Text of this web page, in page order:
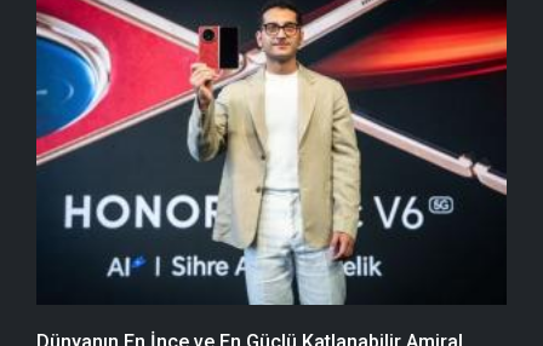
Dünyanın En İnce ve En Güçlü Katlanabilir Amiral